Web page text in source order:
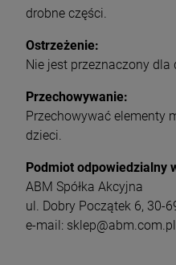
drobne części.
Ostrzeżenie:
Nie jest przeznaczony dla
Przechowywanie:
Przechowywać elementy
dzieci.
Podmiot odpowiedzialny
ABM Spółka Akcyjna
ul. Dobry Początek 6, 30-
e-mail: sklep@abm.com.pl